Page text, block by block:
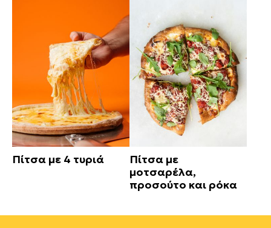
Πίτσα με 4 τυριά
Πίτσα με
μοτσαρέλα,
προσούτο και ρόκα